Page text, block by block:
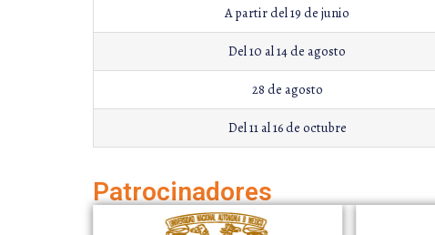
A partir del 19 de junio
Del 10 al 14 de agosto
28 de agosto
Del 11 al 16 de octubre
Patrocinadores